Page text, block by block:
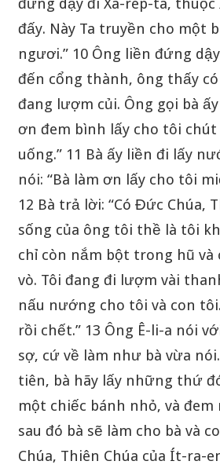
đứng dậy đi Xa-rép-ta, thuộc
đấy. Này Ta truyền cho một
ngươi.” 10 Ông liền đứng
đến cổng thành, ông thấy
đang lượm củi. Ông gọi bà ấy
ơn đem bình lấy cho tôi
uống.” 11 Bà ấy liền đi lấy
nói: “Bà làm ơn lấy cho tôi
12 Bà trả lời: “Có Đức Chúa,
sống của ông tôi thề là tôi
chỉ còn nắm bột trong hũ
vò. Tôi đang đi lượm vài
nấu nướng cho tôi và con
rồi chết.” 13 Ông Ê-li-a nói
sợ, cứ về làm như bà vừa
tiên, bà hãy lấy những thứ
một chiếc bánh nhỏ, và
sau đó bà sẽ làm cho bà và
Chúa, Thiên Chúa của Ít-ra-